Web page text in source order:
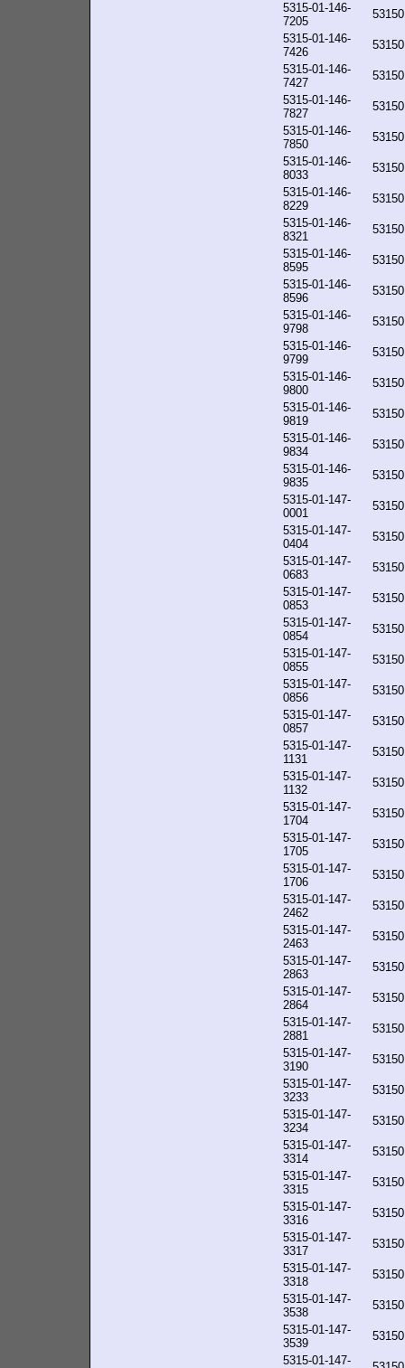
5315-01-146-
7205
5315-01-146-
7426
5315-01-146-
7427
5315-01-146-
7827
5315-01-146-
7850
5315-01-146-
8033
5315-01-146-
8229
5315-01-146-
8321
5315-01-146-
8595
5315-01-146-
8596
5315-01-146-
9798
5315-01-146-
9799
5315-01-146-
9800
5315-01-146-
9819
5315-01-146-
9834
5315-01-146-
9835
5315-01-147-
0001
5315-01-147-
0404
5315-01-147-
0683
5315-01-147-
0853
5315-01-147-
0854
5315-01-147-
0855
5315-01-147-
0856
5315-01-147-
0857
5315-01-147-
1131
5315-01-147-
1132
5315-01-147-
1704
5315-01-147-
1705
5315-01-147-
1706
5315-01-147-
2462
5315-01-147-
2463
5315-01-147-
2863
5315-01-147-
2864
5315-01-147-
2881
5315-01-147-
3190
5315-01-147-
3233
5315-01-147-
3234
5315-01-147-
3314
5315-01-147-
3315
5315-01-147-
3316
5315-01-147-
3317
5315-01-147-
3318
5315-01-147-
3538
5315-01-147-
3539
5315-01-147-